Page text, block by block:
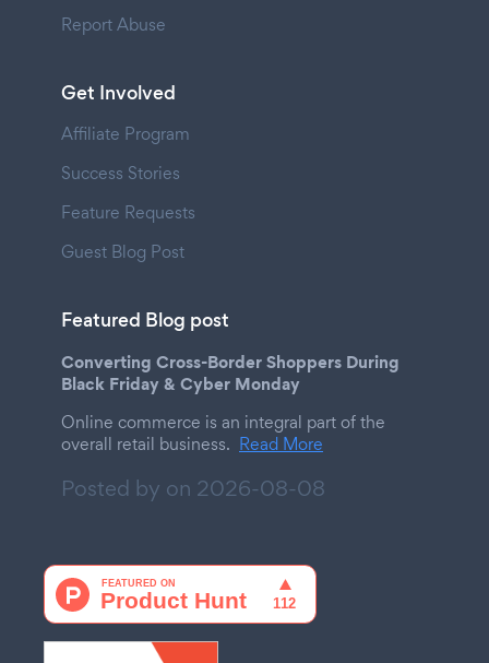
Report Abuse
Get Involved
Affiliate Program
Success Stories
Feature Requests
Guest Blog Post
Featured Blog post
Converting Cross-Border Shoppers During
Black Friday & Cyber Monday
Online commerce is an integral part of the
overall retail business. Read More
Posted by on 2026-08-08